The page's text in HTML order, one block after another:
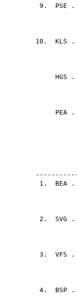
9. PSE .
10. KLS .
HGS .
PEA .
1. BEA .
2. SVG .
3. VFS .
4. BSP .